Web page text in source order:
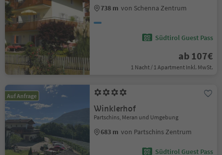
738 m von Schenna Zentrum
Südtirol Guest Pass
ab 107€
1 Nacht / 1 Apartment Inkl. MwSt.
Auf Anfrage
Winklerhof
Partschins, Meran und Umgebung
683 m von Partschins Zentrum
Südtirol Guest Pass